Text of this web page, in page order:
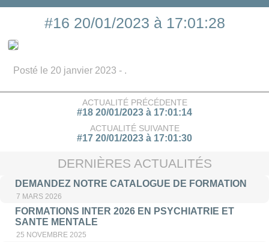
#16 20/01/2023 à 17:01:28
Posté le 20 janvier 2023 - .
ACTUALITÉ PRÉCÉDENTE
#18 20/01/2023 à 17:01:14
ACTUALITÉ SUIVANTE
#17 20/01/2023 à 17:01:30
DERNIÈRES ACTUALITÉS
DEMANDEZ NOTRE CATALOGUE DE FORMATION
7 MARS 2026
FORMATIONS INTER 2026 EN PSYCHIATRIE ET
SANTE MENTALE
25 NOVEMBRE 2025